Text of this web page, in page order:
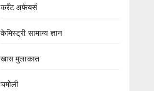
कर्रेंट अफेयर्स
केमिस्ट्री सामान्य ज्ञान
खास मुलाकात
चमोली